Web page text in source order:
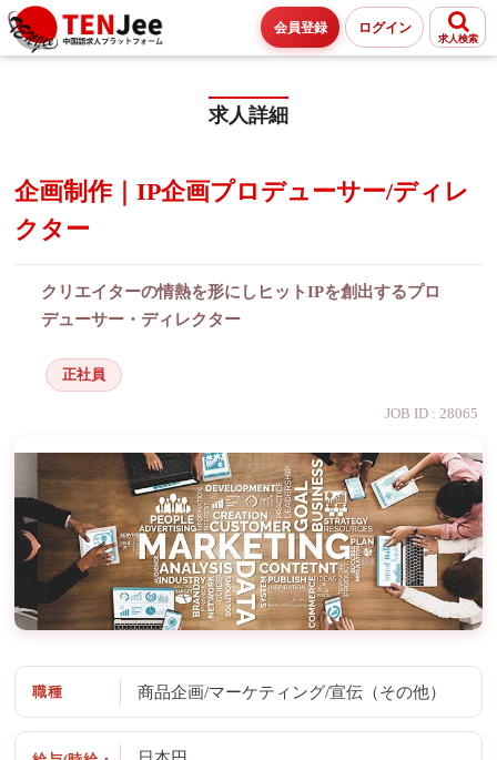
会員登録 ログイン
求人検索
求人詳細
企画制作｜IP企画プロデューサー/ディレ
クター
クリエイターの情熱を形にしヒットIPを創出するプロ
デューサー・ディレクター
正社員
JOB ID : 28065
職種 商品企画/マーケティング/宣伝（その他）